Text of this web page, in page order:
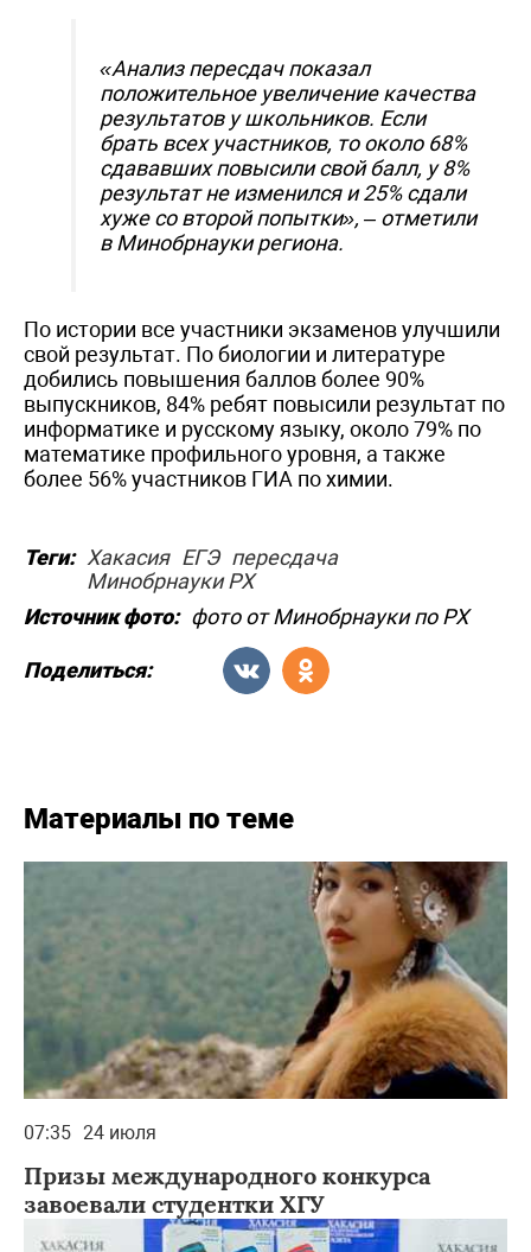
«Анализ пересдач показал
положительное увеличение качества
результатов у школьников. Если
брать всех участников, то около 68%
сдававших повысили свой балл, у 8%
результат не изменился и 25% сдали
хуже со второй попытки», – отметили
в Минобрнауки региона.
По истории все участники экзаменов улучшили
свой результат. По биологии и литературе
добились повышения баллов более 90%
выпускников, 84% ребят повысили результат по
информатике и русскому языку, около 79% по
математике профильного уровня, а также
более 56% участников ГИА по химии.
Теги: Хакасия ЕГЭ пересдача
Минобрнауки РХ
Источник фото: фото от Минобрнауки по РХ
Поделиться:
Материалы по теме
07:35 24 июля
Призы международного конкурса
завоевали студентки ХГУ